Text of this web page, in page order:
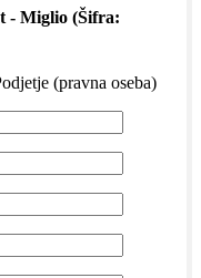
- Miglio (Šifra:
(pravna oseba)